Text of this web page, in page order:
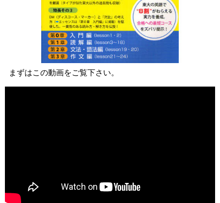
まずはこの動画をご覧下さい。